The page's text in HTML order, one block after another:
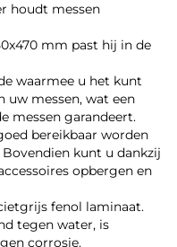
houdt messen
mm past hij in de
waarmee u het kunt
uw messen, wat een
messen garandeert.
bereikbaar worden
kunt u dankzij
opbergen en
fenol laminaat.
tegen water, is
corrosie.